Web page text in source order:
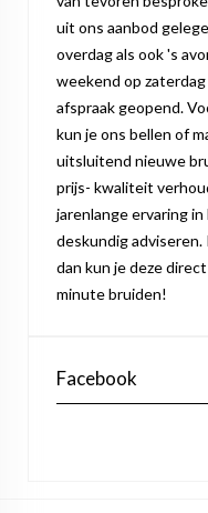
uit ons aanbod
overdag als ook 's
weekend op
afspraak geopend.
kun je ons bellen of
uitsluitend nieuwe
prijs- kwaliteit
jarenlange ervaring
deskundig adviseren.
dan kun je deze
minute bruiden!
Facebook